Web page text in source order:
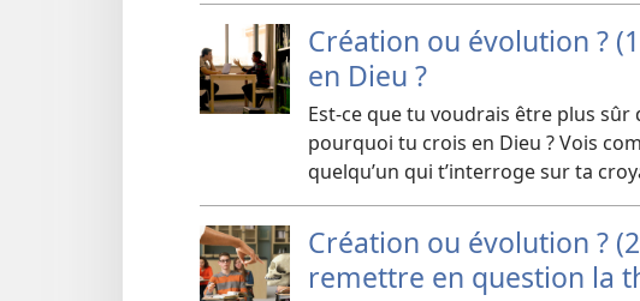
Création ou évolution ? (1
en Dieu ?
Est-ce que tu voudrais être plus
pourquoi tu crois en Dieu ? Vois
quelqu’un qui t’interroge sur ta
Création ou évolution ? (2
remettre en question la